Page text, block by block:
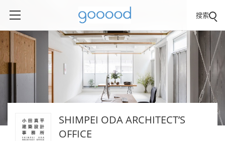
搜索
SHIMPEI ODA ARCHITECT’S
OFFICE